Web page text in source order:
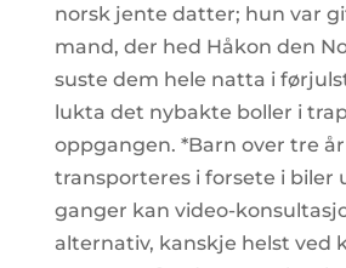
norsk jente datter; hun var
mand, der hed Håkon den
suste dem hele natta i
lukta det nybakte boller i
oppgangen. *Barn over tre
transporteres i forsete i biler
ganger kan video-
alternativ, kanskje helst ved